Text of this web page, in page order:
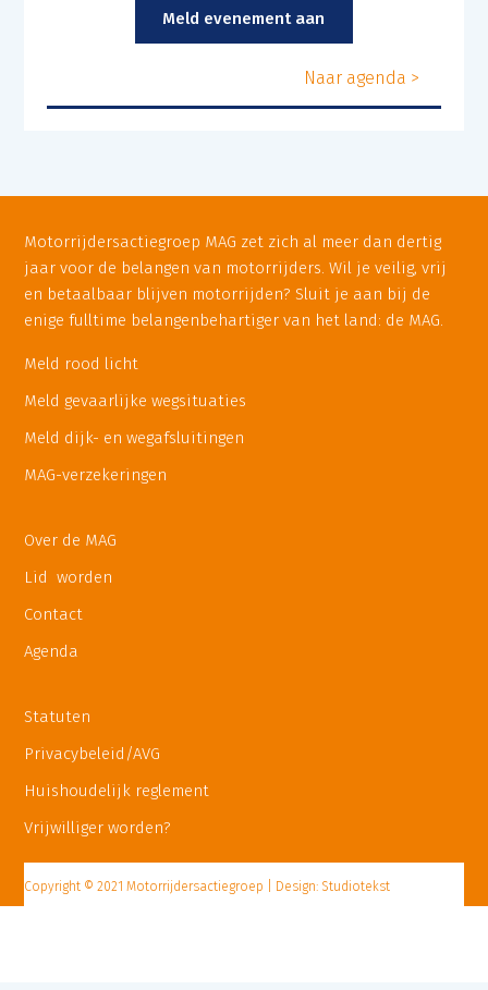
Meld evenement aan
Naar agenda >
Meld rood licht
Meld gevaarlijke wegsituaties
Meld dijk- en wegafsluitingen
MAG-verzekeringen
Over de MAG
Lid worden
Contact
Agenda
Statuten
Privacybeleid/AVG
Huishoudelijk reglement
Vrijwilliger worden?
Motorrijdersactiegroep MAG zet zich al meer dan dertig
jaar voor de belangen van motorrijders. Wil je veilig, vrij
en betaalbaar blijven motorrijden? Sluit je aan bij de
enige fulltime belangenbehartiger van het land: de MAG.
Copyright © 2021 Motorrijdersactiegroep | Design: Studiotekst